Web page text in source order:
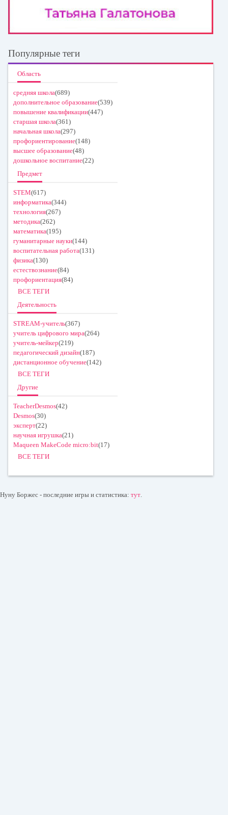
Популярные теги
Область
средняя школа(689)
дополнительное образование(539)
повышение квалификации(447)
старшая школа(361)
начальная школа(297)
профориентирование(148)
высшее образование(48)
дошкольное воспитание(22)
Предмет
STEM(617)
информатика(344)
технология(267)
методика(262)
математика(195)
гуманитарные науки(144)
воспитательная работа(131)
физика(130)
естествознание(84)
профориентация(84)
ВСЕ ТЕГИ
Деятельность
STREAM-учитель(367)
учитель цифрового мира(264)
учитель-мейкер(219)
педагогический дизайн(187)
дистанционное обучение(142)
ВСЕ ТЕГИ
Другие
TeacherDesmos(42)
Desmos(30)
эксперт(22)
научная игрушка(21)
Maqueen MakeCode micro:bit(17)
ВСЕ ТЕГИ
Нуну Боржес - последние игры и статистика: тут